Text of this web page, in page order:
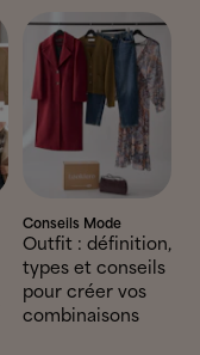
Conseils Mode
Outfit : définition,
types et conseils
pour créer vos
combinaisons